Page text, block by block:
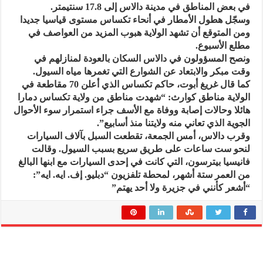
في بعض المناطق في مدينة دالاس إلى 17.8 سنتيمتر.
وسجّل هطول الأمطار في أنحاء تكساس مستوى قياسيا جديدا
ومن المتوقع أن تشهد الولاية هبوب المزيد من العواصف في
مطلع الأسبوع.
ونصح المسؤولون في دالاس السكان بالعودة لمنازلهم في
وقت مبكر والابتعاد عن الشوارع التي تغمرها مياه السيول.
كما قال غريغ أبوت، حاكم تكساس الذي أعلن 70 مقاطعة في
الولاية مناطق كوارث: “شهدت مناطق من ولاية تكساس دمارا
هائلا وحالات إصابة ووفاة مع الأسف جراء استمرار سوء الأحوال
الجوية الذي تعاني منه ولايتنا منذ أسابيع”.
وقرب دالاس، أمس الجمعة، تقطعت السبل بآلاف السيارات
لنحو ست ساعات على طريق سريع بسبب السيول. وقالت
فانيسيا بيترسون، التي كانت في إحدى السيارات مع ابنها البالغ
من العمر ستة أشهر، لمحطة تلفزيون “دبليو. إف. ايه. ايه”:
“أشعر كأنني في جزيرة ولا أحد يهتم”